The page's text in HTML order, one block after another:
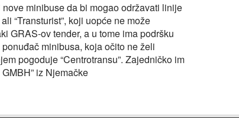
minibuse da bi mogao održavati linije
“Transturist”, koji uopće ne može
GRAS-ov tender, a u tome ima podršku
minibusa, koja očito ne želi
pogoduje “Centrotransu”. Zajedničko im
iz Njemačke